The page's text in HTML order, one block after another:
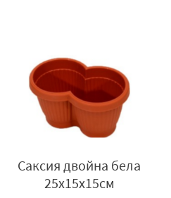
Саксия двойна бела
25х15х15см